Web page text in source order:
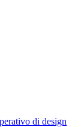
di design